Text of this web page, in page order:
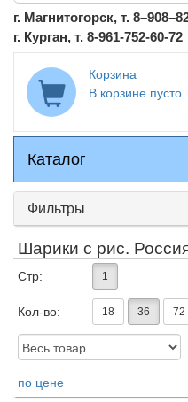
г. Магнитогорск, т.
г. Курган, т. 8-961-752-60-72
Корзина
В корзине пусто.
Каталог
Каталог
Фильтры
Шарики с рис.
Стр: 1
Кол-во: 18 36 72
Доступность:
по цене